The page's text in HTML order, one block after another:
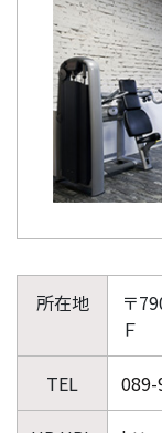
所在地
〒
Ｆ
TEL